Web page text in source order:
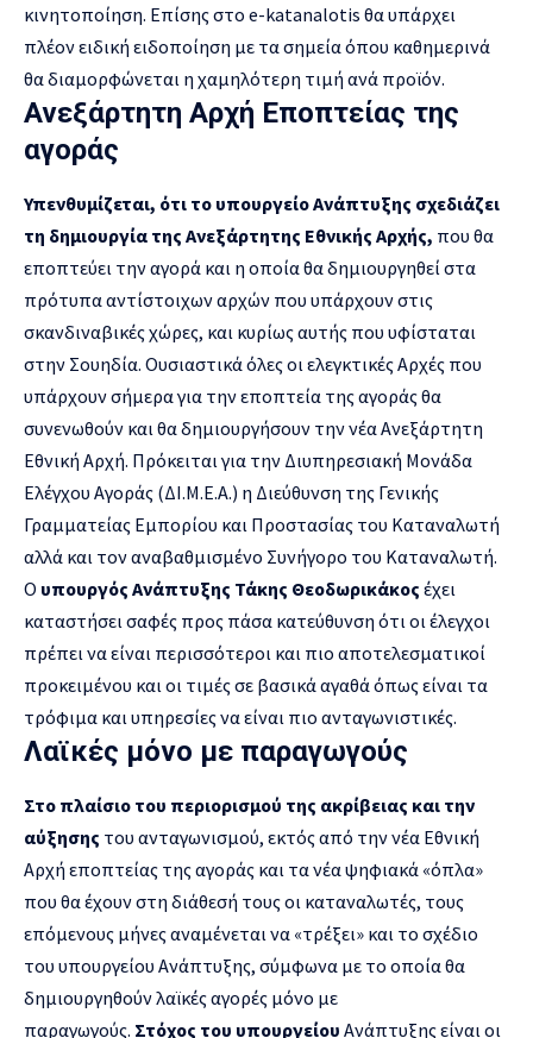
κινητοποίηση. Επίσης στο e-katanalotis θα υπάρχει
πλέον ειδική ειδοποίηση με τα σημεία όπου καθημερινά
θα διαμορφώνεται η χαμηλότερη τιμή ανά προϊόν.
Ανεξάρτητη Αρχή Εποπτείας της
αγοράς
Υπενθυμίζεται, ότι το υπουργείο Ανάπτυξης σχεδιάζει
τη δημιουργία της Ανεξάρτητης Εθνικής Αρχής, που θα
εποπτεύει την αγορά και η οποία θα δημιουργηθεί στα
πρότυπα αντίστοιχων αρχών που υπάρχουν στις
σκανδιναβικές χώρες, και κυρίως αυτής που υφίσταται
στην Σουηδία. Ουσιαστικά όλες οι ελεγκτικές Αρχές που
υπάρχουν σήμερα για την εποπτεία της αγοράς θα
συνενωθούν και θα δημιουργήσουν την νέα Ανεξάρτητη
Εθνική Αρχή. Πρόκειται για την Διυπηρεσιακή Μονάδα
Ελέγχου Αγοράς (ΔΙ.Μ.Ε.Α.) η Διεύθυνση της Γενικής
Γραμματείας Εμπορίου και Προστασίας του Καταναλωτή
αλλά και τον αναβαθμισμένο Συνήγορο του Καταναλωτή.
Ο υπουργός Ανάπτυξης Τάκης Θεοδωρικάκος έχει
καταστήσει σαφές προς πάσα κατεύθυνση ότι οι έλεγχοι
πρέπει να είναι περισσότεροι και πιο αποτελεσματικοί
προκειμένου και οι τιμές σε βασικά αγαθά όπως είναι τα
τρόφιμα και υπηρεσίες να είναι πιο ανταγωνιστικές.
Λαϊκές μόνο με παραγωγούς
Στο πλαίσιο του περιορισμού της ακρίβειας και την
αύξησης του ανταγωνισμού, εκτός από την νέα Εθνική
Αρχή εποπτείας της αγοράς και τα νέα ψηφιακά «όπλα»
που θα έχουν στη διάθεσή τους οι καταναλωτές, τους
επόμενους μήνες αναμένεται να «τρέξει» και το σχέδιο
του υπουργείου Ανάπτυξης, σύμφωνα με το οποία θα
δημιουργηθούν λαϊκές αγορές μόνο με
παραγωγούς. Στόχος του υπουργείου Ανάπτυξης είναι οι